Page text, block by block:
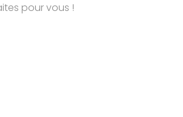
pour vous !